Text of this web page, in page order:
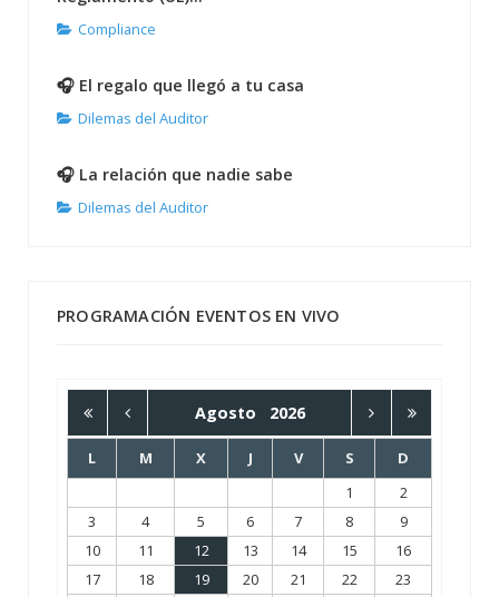
Compliance
🎧 El regalo que llegó a tu casa
Dilemas del Auditor
🎧 La relación que nadie sabe
Dilemas del Auditor
PROGRAMACIÓN EVENTOS EN VIVO
Agosto 2026
L M X J V S
D
1
2
3
4 5 6 7 8
9
10
11 12 13 14 15
16
17
18 19 20 21 22
23